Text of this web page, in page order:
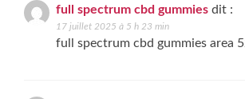
full spectrum cbd gummies dit :
17 juillet 2025 à 5 h 23 min
full spectrum cbd gummies area